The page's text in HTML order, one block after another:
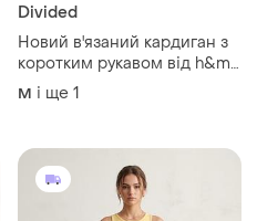
Divided
Новий в'язаний кардиган з
коротким рукавом від h&m
р. м в стилі " old money"
M і ще 1